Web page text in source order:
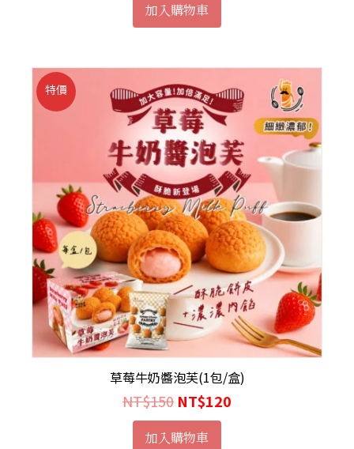
加入購物車
特價
草莓牛奶醬泡芙(1包/盒)
NT$150 NT$120
加入購物車